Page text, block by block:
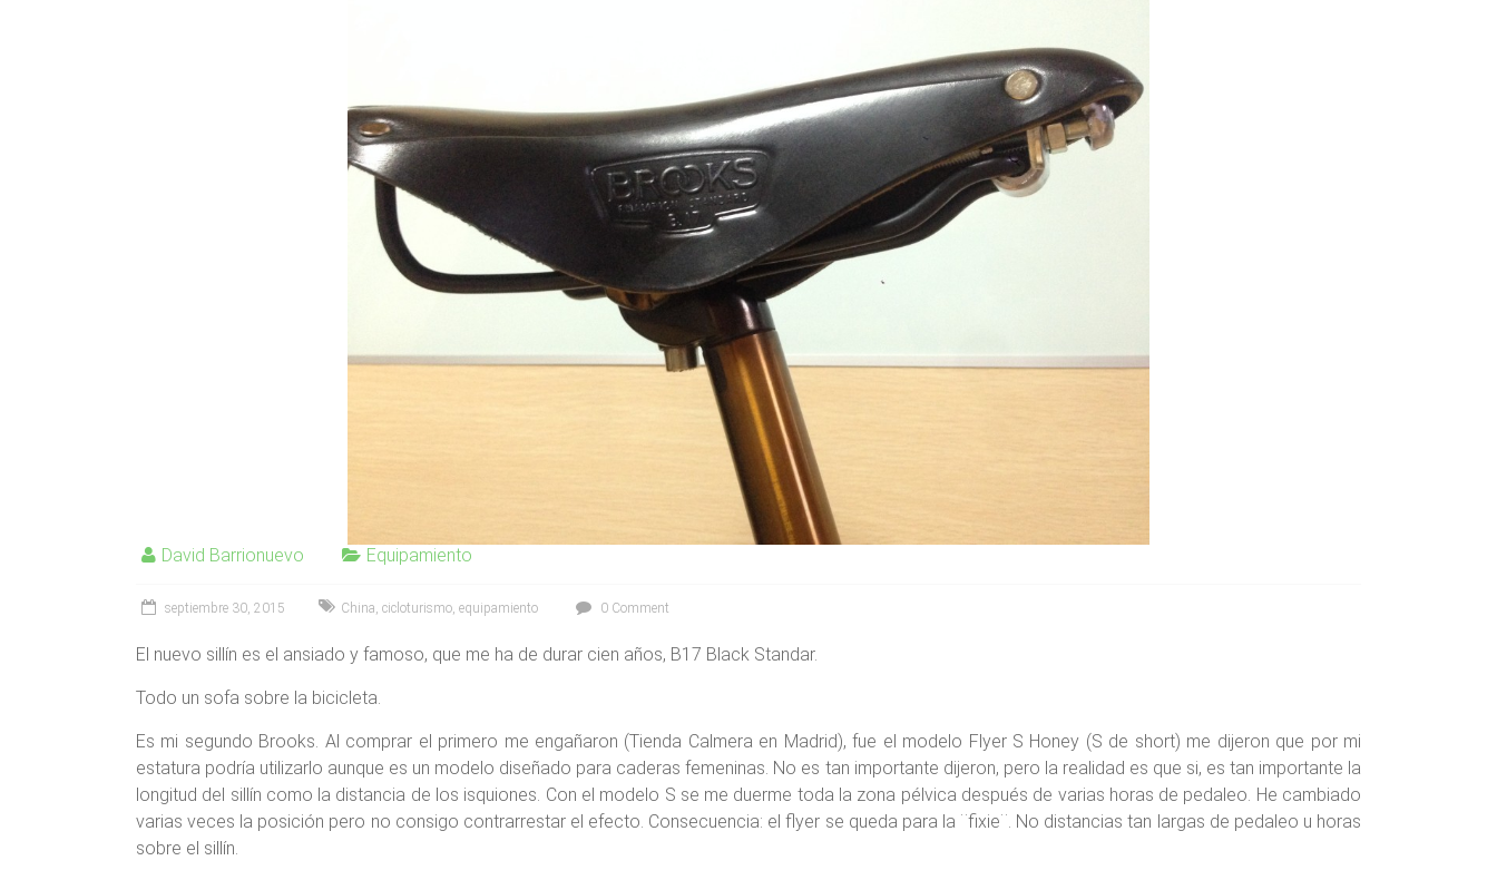
David Barrionuevo Equipamiento
septiembre 30, 2015 China, cicloturismo, equipamiento 0 Comment
El nuevo sillín es el ansiado y famoso, que me ha de durar cien años, B17 Black Standar.
Todo un sofa sobre la bicicleta.
Es mi segundo Brooks. Al comprar el primero me engañaron (Tienda Calmera en Madrid), fue el modelo Flyer S Honey (S de short) me dijeron que por mi
estatura podría utilizarlo aunque es un modelo diseñado para caderas femeninas. No es tan importante dijeron, pero la realidad es que si, es tan importante la
longitud del sillín como la distancia de los isquiones. Con el modelo S se me duerme toda la zona pélvica después de varias horas de pedaleo. He cambiado
varias veces la posición pero no consigo contrarrestar el efecto. Consecuencia: el flyer se queda para la ¨fixie¨. No distancias tan largas de pedaleo u horas
sobre el sillín.